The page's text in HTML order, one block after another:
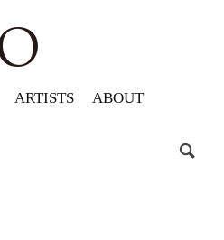
ARTISTS
ABOUT